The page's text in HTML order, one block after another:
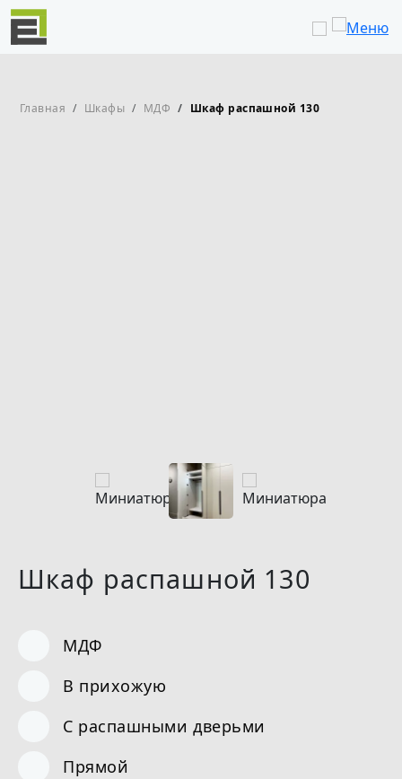
Перейти к основному содержанию
Строка навигации
Главная Шкафы МДФ Шкаф распашной 130
Шкаф распашной 130
МДФ
В прихожую
С распашными дверьми
Прямой